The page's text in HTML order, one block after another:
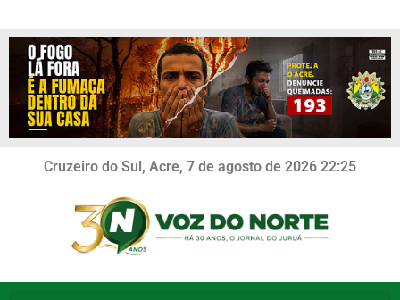
Cruzeiro do Sul, Acre, 7 de agosto de 2026 22:25